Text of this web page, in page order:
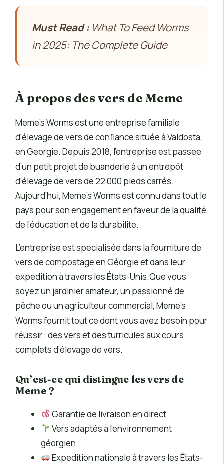
Must Read :What To Feed Worms
in 2025: The Complete Guide
À propos des vers de Meme
Meme’s Worms est une entreprise familiale
d’élevage de vers de confiance située à Valdosta,
en Géorgie. Depuis 2018, l’entreprise est passée
d’un petit projet de buanderie à un entrepôt
d’élevage de vers de 22 000 pieds carrés.
Aujourd’hui, Meme’s Worms est connu dans tout le
pays pour son engagement en faveur de la qualité,
de l’éducation et de la durabilité.
L’entreprise est spécialisée dans la fourniture de
vers de compostage en Géorgie et dans leur
expédition à travers les États-Unis.Que vous
soyez un jardinier amateur, un passionné de
pêche ou un agriculteur commercial, Meme’s
Worms fournit tout ce dont vous avez besoin pour
réussir : des vers et des turricules aux cours
complets d’élevage de vers.
Qu’est-ce qui distingue les vers de
Meme ?
Garantie de livraison en direct
Vers adaptés à l’environnement
géorgien
Expédition nationale à travers les États-